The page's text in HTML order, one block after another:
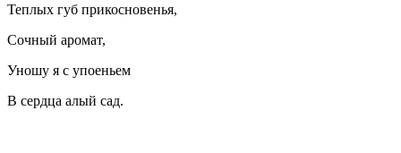
Теплых губ прикосновенья,
Сочный аромат,
Уношу я с упоеньем
В сердца алый сад.